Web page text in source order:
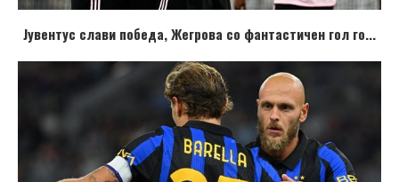
Јувентус слави победа, Жегрова со фантастичен гол го...